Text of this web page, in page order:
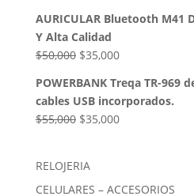
AURICULAR Bluetooth M41
Y Alta Calidad
$50,000 El
original
era:
$50,000.
$35,000El
actual
es:
$35,000.
POWERBANK Treqa TR-969
cables USB incorporados.
$55,000 El
era:
$55,000.
$35,000El
$35,000.
RELOJERIA
CELULARES – ACCESORIOS